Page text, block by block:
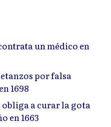
un médico en
por falsa
1698
obliga a curar la gota
en 1663